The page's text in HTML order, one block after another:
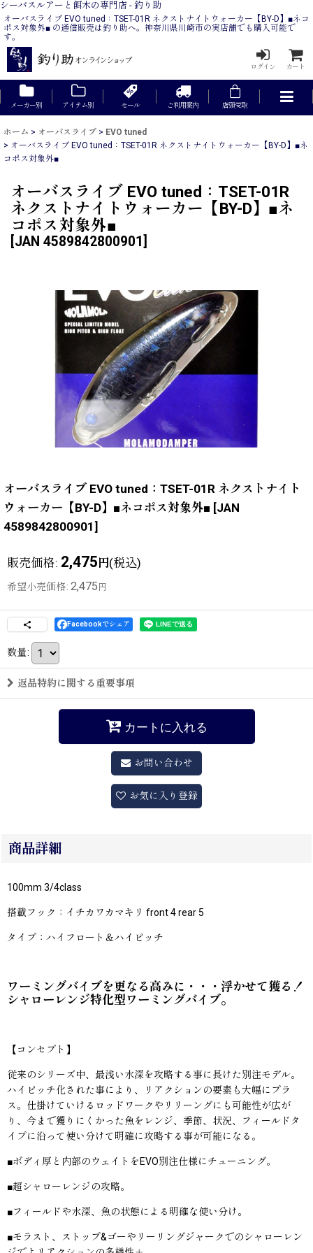
シーバスルアーと餌木の専門店 - 釣り助
オーバスライブ EVO tuned：TSET-01R ネクストナイトウォーカー【BY-D】■ネコ
ポス対象外■ の通信販売は釣り助へ。神奈川県川崎市の実店舗でも購入可能で
す。
ログイン カート
メーカー別 アイテム別 セール ご利用案内 店頭受取
ホーム > オーバスライブ > EVO tuned
> オーバスライブ EVO tuned：TSET-01R ネクストナイトウォーカー【BY-D】■ネ
コポス対象外■
オーバスライブ EVO tuned：TSET-01R
ネクストナイトウォーカー【BY-D】■ネ
コポス対象外■
JAN 4589842800901
オーバスライブ EVO tuned：TSET-01R ネクストナイト
ウォーカー【BY-D】■ネコポス対象外■ [JAN
4589842800901]
販売価格: 2,475円(税込)
希望小売価格: 2,475 円
Facebookでシェア
数量:
返品特約に関する重要事項
カートに入れる
お問い合わせ
お気に入り登録
商品詳細
100mm 3/4class
搭載フック：イチカワカマキリ front 4 rear 5
タイプ：ハイフロート＆ハイピッチ
ワーミングバイブを更なる高みに・・・浮かせて獲る！
シャローレンジ特化型ワーミングバイブ。
【コンセプト】
従来のシリーズ中、最浅い水深を攻略する事に長けた別注モデル。
ハイピッチ化された事により、リアクションの要素も大幅にプラ
ス。仕掛けていけるロッドワークやリリーングにも可能性が広が
り、今まで獲りにくかった魚をレンジ、季節、状況、フィールドタ
イプに沿って使い分けて明確に攻略する事が可能になる。
■ボディ厚と内部のウェイトをEVO別注仕様にチューニング。
■超シャローレンジの攻略。
■フィールドや水深、魚の状態による明確な使い分け。
■モラスト、ストップ&ゴーやリーリングジャークでのシャローレン